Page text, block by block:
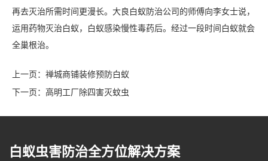
再去灭治所需时间更漫长。大良白蚁防治公司的师傅向李女士说，
运用药物灭治白蚁，白蚁感染慢性毒药后。经过一段时间白蚁就会
全巢根治。
上一页： 禅城商铺装修预防白蚁
下一页： 高明工厂除四害灭蚊虫
白蚁虫害防治全方位解决方案